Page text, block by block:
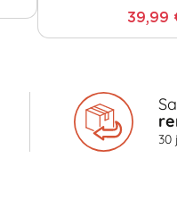
39,99
30